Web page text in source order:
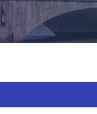
販売拡大
商い情報便
電子商い
商いつな
交流会
ップ共済」
ナー
事業者（JAN企業